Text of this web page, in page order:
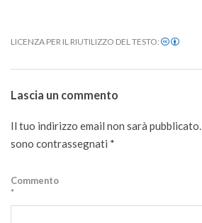
LICENZA PER IL RIUTILIZZO DEL TESTO:
2020-
Lascia un commento
Il tuo indirizzo email non sarà pubblicato.
sono contrassegnati *
Commento
*